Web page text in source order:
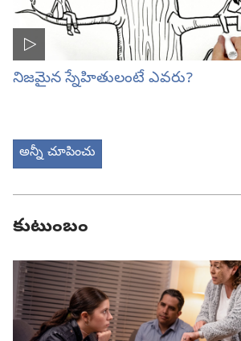
నిజమైన స్నేహితులంటే ఎవరు?
అన్నీ చూపించు
కుటుంబం